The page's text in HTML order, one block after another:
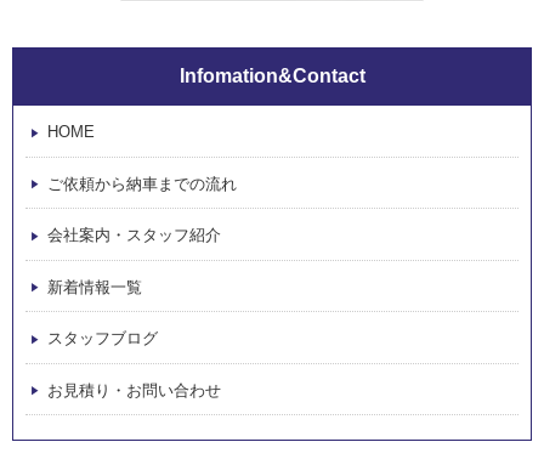
Infomation&Contact
HOME
ご依頼から納車までの流れ
会社案内・スタッフ紹介
新着情報一覧
スタッフブログ
お見積り・お問い合わせ